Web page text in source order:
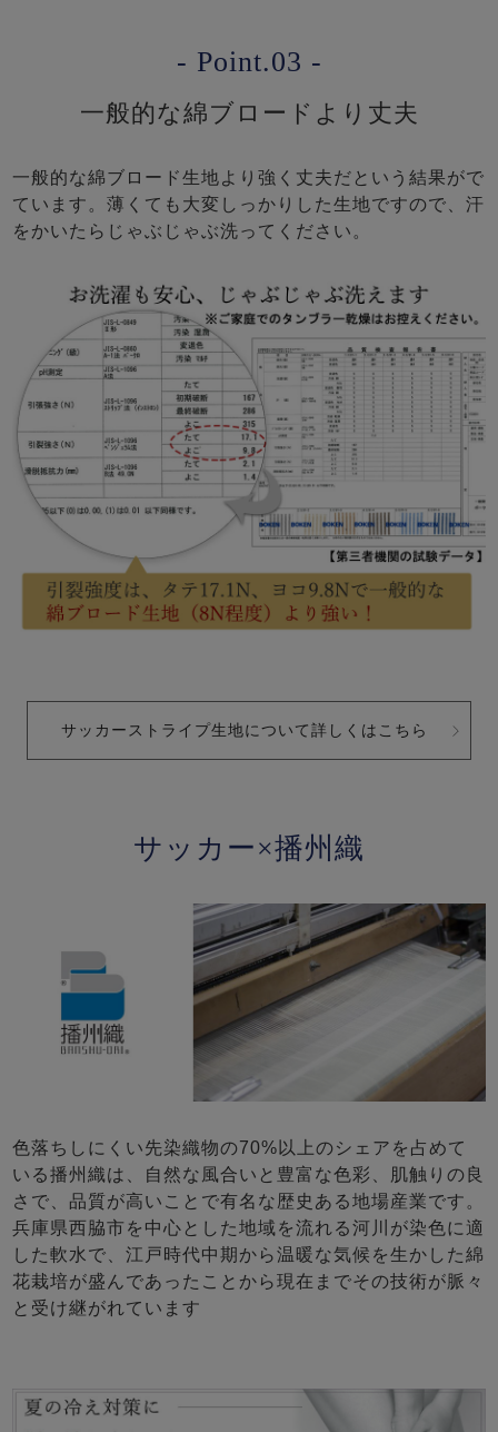
- Point.03 -
一般的な綿ブロードより丈夫
一般的な綿ブロード生地より強く丈夫だという結果がで
ています。薄くても大変しっかりした生地ですので、汗
をかいたらじゃぶじゃぶ洗ってください。
サッカーストライプ生地について詳しくはこちら
サッカー×播州織
色落ちしにくい先染織物の70%以上のシェアを占めて
いる播州織は、自然な風合いと豊富な色彩、肌触りの良
さで、品質が高いことで有名な歴史ある地場産業です。
兵庫県西脇市を中心とした地域を流れる河川が染色に適
した軟水で、江戸時代中期から温暖な気候を生かした綿
花栽培が盛んであったことから現在までその技術が脈々
と受け継がれています